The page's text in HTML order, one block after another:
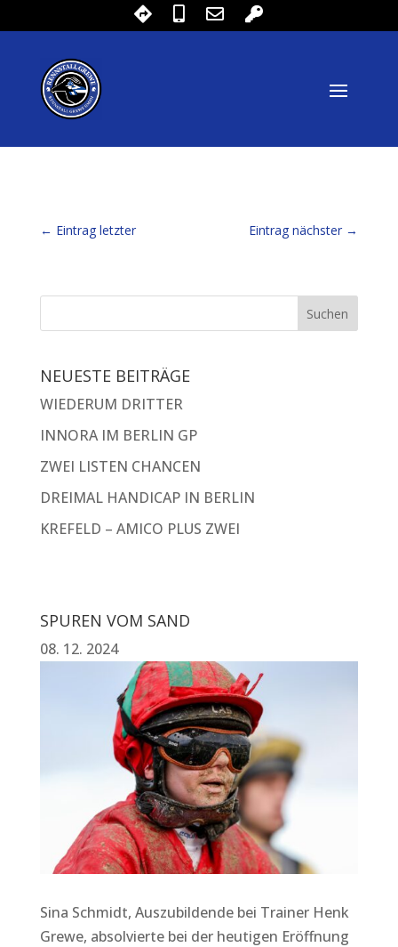
← Eintrag letzter Eintrag nächster →
NEUESTE BEITRÄGE
WIEDERUM DRITTER
INNORA IM BERLIN GP
ZWEI LISTEN CHANCEN
DREIMAL HANDICAP IN BERLIN
KREFELD – AMICO PLUS ZWEI
SPUREN VOM SAND
08. 12. 2024
Sina Schmidt, Auszubildende bei Trainer Henk
Grewe, absolvierte bei der heutigen Eröffnung